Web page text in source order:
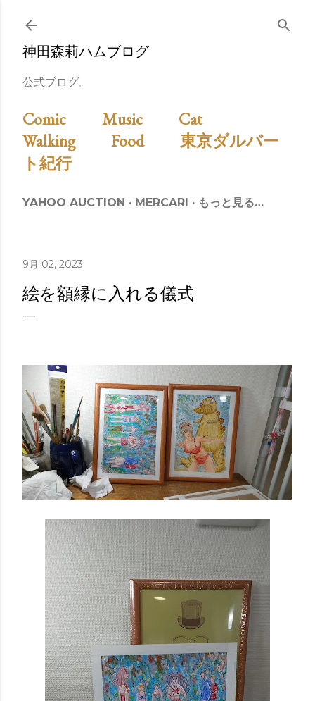
スキップしてメイン コンテンツに移動
神田森莉ハムブログ
公式ブログ。
Comic Music
Cat
Walking
Food
東京ダルバー
ト紀行
YAHOO AUCTION MERCARI もっと見る…
9月 02, 2023
絵を額縁に入れる儀式